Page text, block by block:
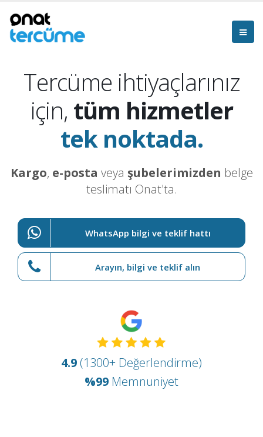
Tercüme ihtiyaçlarınız
için, tüm hizmetler
tek noktada.
Kargo, e-posta veya şubelerimizden belge
teslimatı Onat'ta.
WhatsApp bilgi ve teklif hattı
Arayın, bilgi ve teklif alın
4.9 (1300+ Değerlendirme)
%99 Memnuniyet